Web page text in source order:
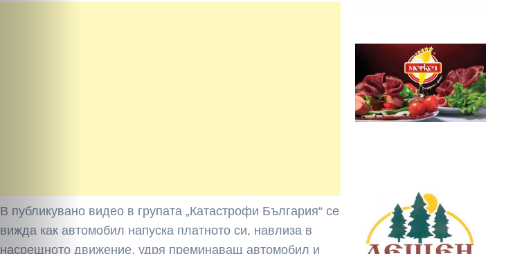
В публикувано видео в групата „Катастрофи България“ се
вижда как автомобил напуска платното си, навлиза в
насрещното движение, удря преминаващ автомобил и